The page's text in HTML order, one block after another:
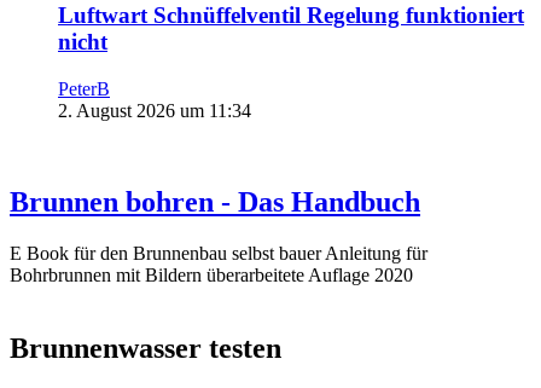
Luftwart Schnüffelventil Regelung funktioniert
nicht
PeterB
2. August 2026 um 11:34
Brunnen bohren - Das Handbuch
E Book für den Brunnenbau selbst bauer Anleitung für
Bohrbrunnen mit Bildern überarbeitete Auflage 2020
Brunnenwasser testen